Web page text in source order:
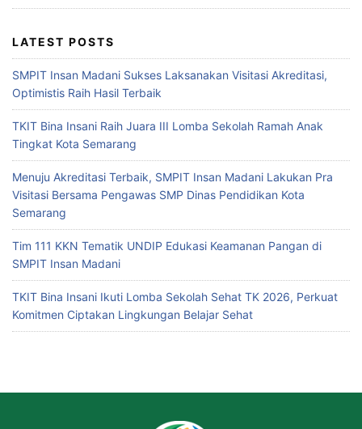
LATEST POSTS
SMPIT Insan Madani Sukses Laksanakan Visitasi Akreditasi,
Optimistis Raih Hasil Terbaik
TKIT Bina Insani Raih Juara III Lomba Sekolah Ramah Anak
Tingkat Kota Semarang
Menuju Akreditasi Terbaik, SMPIT Insan Madani Lakukan Pra
Visitasi Bersama Pengawas SMP Dinas Pendidikan Kota
Semarang
Tim 111 KKN Tematik UNDIP Edukasi Keamanan Pangan di
SMPIT Insan Madani
TKIT Bina Insani Ikuti Lomba Sekolah Sehat TK 2026, Perkuat
Komitmen Ciptakan Lingkungan Belajar Sehat